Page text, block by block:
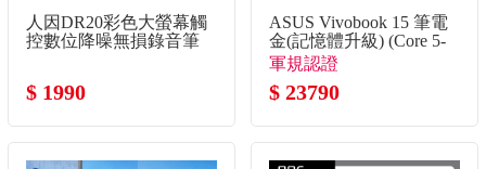
人因DR20彩色大螢幕觸
控數位降噪無損錄音筆
$ 1990
ASUS Vivobook 15 筆電
金(記憶體升級) (Core 5-
120U/8G+8G/512G
SSD/W11)
軍規認證
$ 23790